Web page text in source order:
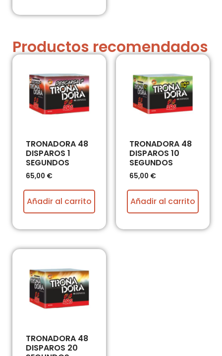
Productos recomendados
TRONADORA 48
DISPAROS 1
SEGUNDOS
65,00 €
Añadir al carrito
TRONADORA 48
DISPAROS 10
SEGUNDOS
65,00 €
Añadir al carrito
TRONADORA 48
DISPAROS 20